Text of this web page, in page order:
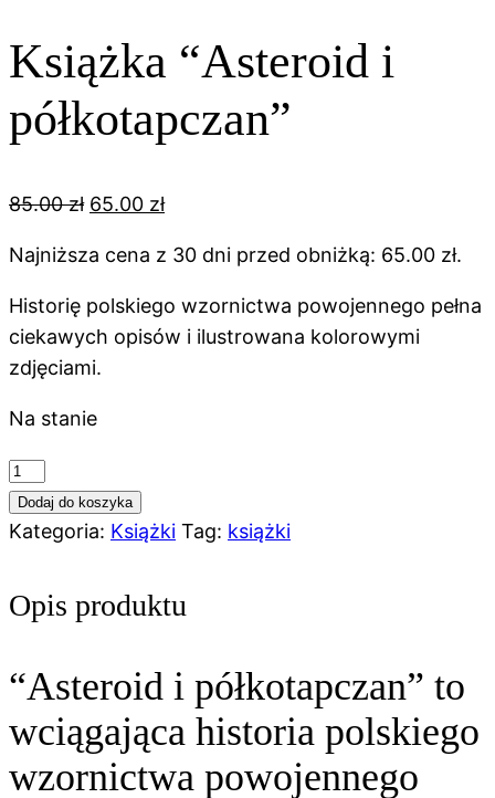
Książka “Asteroid i
półkotapczan”
85.00zł Pierwotna
wynosiła:
85.00 zł.
65.00 złAktualna
wynosi:
65.00 zł.
Najniższa cena z 30 dni przed obniżką: 65.00 zł.
Historię polskiego wzornictwa powojennego pełna
ciekawych opisów i ilustrowana kolorowymi
zdjęciami.
Na stanie
ilość
Książka
"Asteroid
półkotapczan"
Dodaj do koszyka
Kategoria: Książki Tag: książki
Opis produktu
“Asteroid i półkotapczan” to
wciągająca historia polskiego
wzornictwa powojennego